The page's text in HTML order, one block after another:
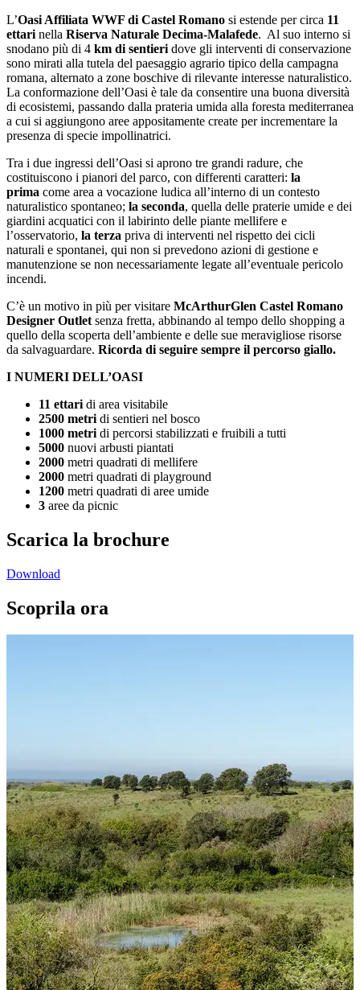
L’Oasi Affiliata WWF di Castel Romano si estende per circa 11
ettari nella Riserva Naturale Decima-Malafede. Al suo interno si
snodano più di 4 km di sentieri dove gli interventi di conservazione
sono mirati alla tutela del paesaggio agrario tipico della campagna
romana, alternato a zone boschive di rilevante interesse naturalistico.
La conformazione dell’Oasi è tale da consentire una buona diversità
di ecosistemi, passando dalla prateria umida alla foresta mediterranea
a cui si aggiungono aree appositamente create per incrementare la
presenza di specie impollinatrici.
Tra i due ingressi dell’Oasi si aprono tre grandi radure, che
costituiscono i pianori del parco, con differenti caratteri: la
prima come area a vocazione ludica all’interno di un contesto
naturalistico spontaneo; la seconda, quella delle praterie umide e dei
giardini acquatici con il labirinto delle piante mellifere e
l’osservatorio, la terza priva di interventi nel rispetto dei cicli
naturali e spontanei, qui non si prevedono azioni di gestione e
manutenzione se non necessariamente legate all’eventuale pericolo
incendi.
C’è un motivo in più per visitare McArthurGlen Castel Romano
Designer Outlet senza fretta, abbinando al tempo dello shopping a
quello della scoperta dell’ambiente e delle sue meravigliose risorse
da salvaguardare. Ricorda di seguire sempre il percorso giallo.
I NUMERI DELL’OASI
11 ettari di area visitabile
2500 metri di sentieri nel bosco
1000 metri di percorsi stabilizzati e fruibili a tutti
5000 nuovi arbusti piantati
2000 metri quadrati di mellifere
2000 metri quadrati di playground
1200 metri quadrati di aree umide
3 aree da picnic
Scarica la brochure
Download
Scoprila ora